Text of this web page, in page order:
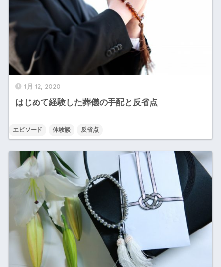
1月 12, 2020
はじめて経験した葬儀の手配と反省点
エピソード 体験談 反省点